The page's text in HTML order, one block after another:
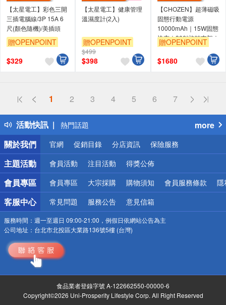
【太星電工】彩色三開
三插電腦線/3P 15A 6
尺(顏色隨機)/美插頭
贈OPENPOINT
$329
【太星電工】健康管理
溫濕度計(2入)
贈OPENPOINT
$499
$398
【CHOZEN】超薄磁吸
固態行動電源
10000mAh｜15W固態
快充｜306°旋轉支架｜
航空可攜｜三色任選
贈OPENPOINT
$1680
1 2 3 4 5 6 7
活動快訊
詐騙網頁！請小心！
得獎公告
熱門話題
銀行優惠
偏遠地區配送
詐騙網頁！請小心！
more
關於我們
官網 促銷目錄 分店資訊 保險服務
主題活動 會員活動 注目活動 得獎公佈
會員專區 會員專區 大宗採購 購物須知 會員服務條款 隱
客服中心 常見問題 服務公告 意見信箱
服務時間： 週一至週日 09:00-21:00，例假日依網站公告為主
公司地址： 台北市北投區大業路136號5樓 (台灣)
食品業者登錄字號 A-122662550-00000-6
Copyright©2026 Uni-Prosperity Lifestyle Corp. All Right Reserved